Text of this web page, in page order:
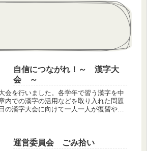
自信につながれ！～ 漢字大
会 ～
会を行いました。各学年で習う漢字を中
内での漢字の活用などを取り入れた問題
の漢字大会に向けて一人一人が復習や練
た。漢字大会への取組を今後の自信にし
運営委員会 ごみ拾い